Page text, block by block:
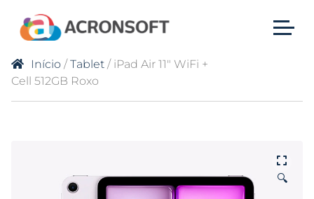
Início /Tablet / iPad Air 11″ WiFi +
Cell 512GB Roxo
🔍